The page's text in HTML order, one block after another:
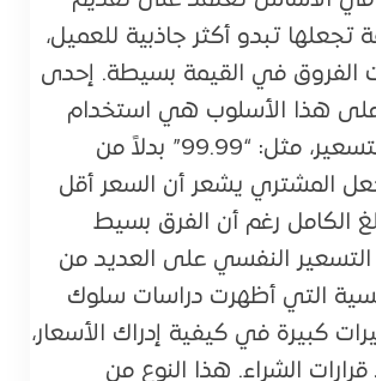
تجعلها تبدو أكثر جاذبية للعميل،
في القيمة بسيطة. إحدى
هذا الأسلوب هي استخدام
الرقم 9 في التسعير، مثل: “99.99” بدلاً من
يجعل المشتري يشعر أن السعر أقل
الكامل رغم أن الفرق بسيط
النفسي على العديد من
التي أظهرت دراسات سلوك
كبيرة في كيفية إدراك الأسعار،
الشراء. هذا النوع من